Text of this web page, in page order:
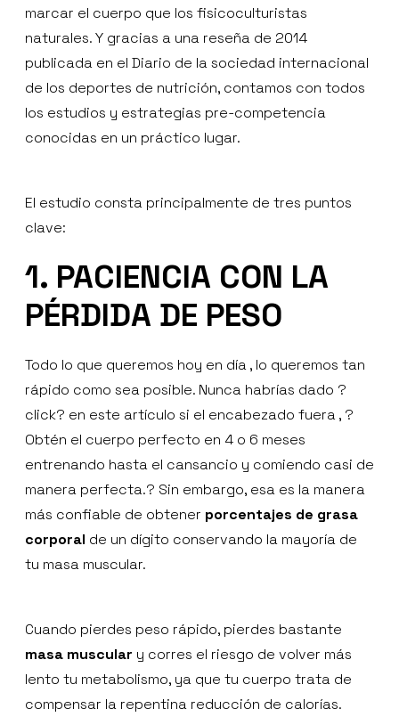
marcar el cuerpo que los fisicoculturistas
naturales. Y gracias a una reseña de 2014
publicada en el Diario de la sociedad internacional
de los deportes de nutrición, contamos con todos
los estudios y estrategias pre-competencia
conocidas en un práctico lugar.
El estudio consta principalmente de tres puntos
clave:
1. PACIENCIA CON LA
PÉRDIDA DE PESO
Todo lo que queremos hoy en día , lo queremos tan
rápido como sea posible. Nunca habrías dado ?
click? en este artículo si el encabezado fuera , ?
Obtén el cuerpo perfecto en 4 o 6 meses
entrenando hasta el cansancio y comiendo casi de
manera perfecta.? Sin embargo, esa es la manera
más confiable de obtener porcentajes de grasa
corporal de un dígito conservando la mayoría de
tu masa muscular.
Cuando pierdes peso rápido, pierdes bastante
masa muscular y corres el riesgo de volver más
lento tu metabolismo, ya que tu cuerpo trata de
compensar la repentina reducción de calorías.